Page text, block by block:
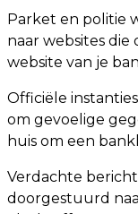
Parket en politie
naar websites die
website van je
Officiële
om gevoelige
huis om een
Verdachte
doorgestuurd